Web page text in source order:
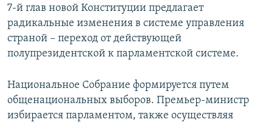
7-й глав новой Конституции предлагает
радикальные изменения в системе управления
страной – переход от действующей
полупрезидентской к парламентской системе.
Национальное Собрание формируется путем
общенациональных выборов. Премьер-министр
избирается парламентом, также осуществляя